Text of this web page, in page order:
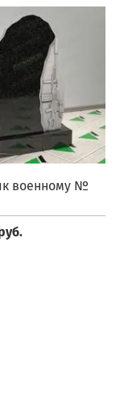
военному №